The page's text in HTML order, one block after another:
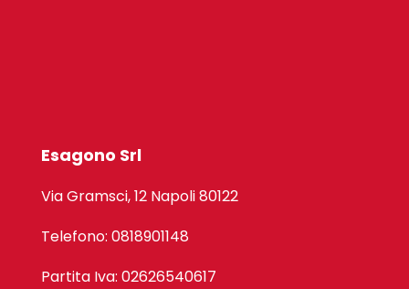
Esagono Srl
Via Gramsci, 12 Napoli 80122
Telefono: 0818901148
Partita Iva: 02626540617